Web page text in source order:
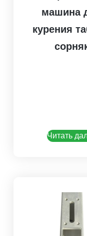
машина
курения
Читать